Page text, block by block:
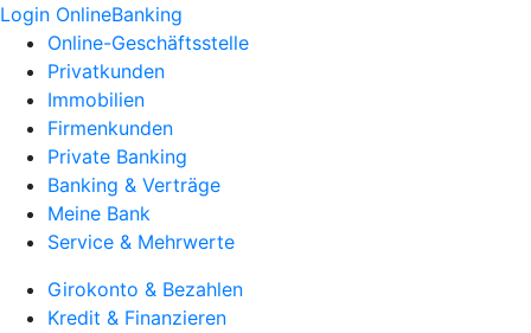
Login OnlineBanking
Online-Geschäftsstelle
Privatkunden
Immobilien
Firmenkunden
Private Banking
Banking & Verträge
Meine Bank
Service & Mehrwerte
Girokonto & Bezahlen
Kredit & Finanzieren